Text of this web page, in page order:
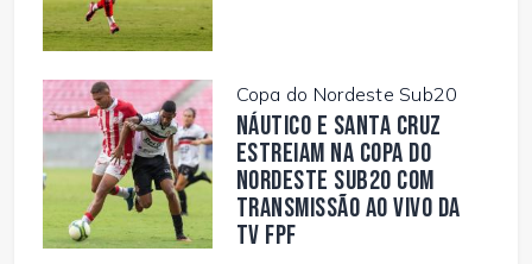
Copa do Nordeste Sub20
Náutico e Santa Cruz
estreiam na Copa do
Nordeste Sub20 com
transmissão ao vivo da
TV FPF